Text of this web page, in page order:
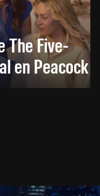
The Five-
en Peacock